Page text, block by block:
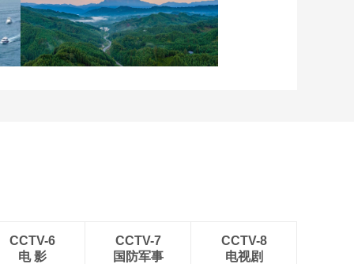
安徽岳西：晨光铺洒山乡
稻田
CCTV-6
电 影
CCTV-7
国防军事
CCTV-8
电视剧